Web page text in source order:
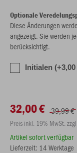
Optionale
Diese Änderungen
angezeigt. Sie werden
berücksichtigt.
Initialen (+3,00
32,00 € 39,99 €
Preis inkl. 19% MwSt.
Artikel sofort verfügbar
Lieferzeit: 14 Werktage